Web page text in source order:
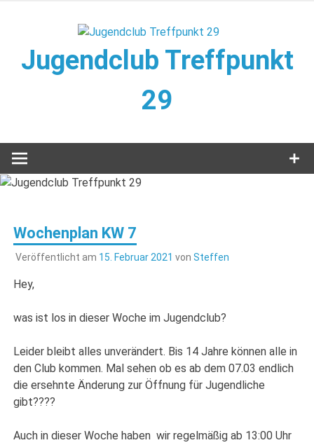
Jugendclub Treffpunkt
29
Wochenplan KW 7
Veröffentlicht am 15. Februar 2021 von Steffen
Hey,
was ist los in dieser Woche im Jugendclub?
Leider bleibt alles unverändert. Bis 14 Jahre können alle in
den Club kommen. Mal sehen ob es ab dem 07.03 endlich
die ersehnte Änderung zur Öffnung für Jugendliche
gibt????
Auch in dieser Woche haben wir regelmäßig ab 13:00 Uhr